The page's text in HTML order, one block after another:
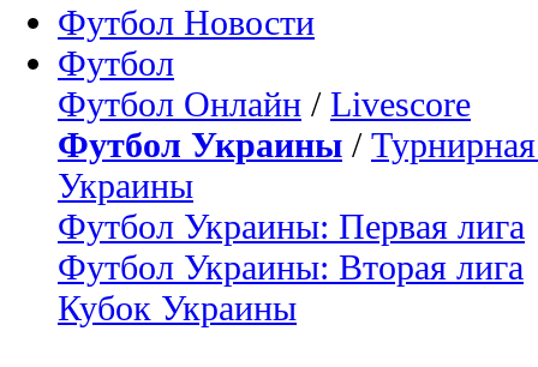
Футбол Новости
Футбол
Футбол Онлайн / Livescore
Футбол Украины /
Украины
Футбол Украины: Первая лига
Футбол Украины: Вторая лига
Кубок Украины